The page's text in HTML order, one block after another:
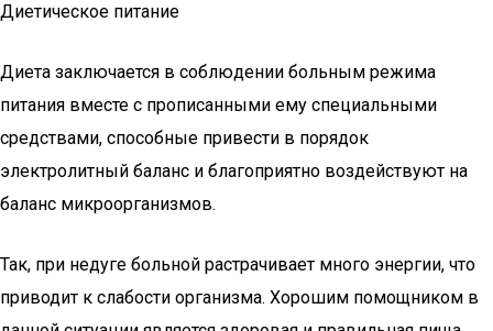
Диетическое питание
Диета заключается в соблюдении больным режима
питания вместе с прописанными ему специальными
средствами, способные привести в порядок
электролитный баланс и благоприятно воздействуют на
баланс микроорганизмов.
Так, при недуге больной растрачивает много энергии, что
приводит к слабости организма. Хорошим помощником в